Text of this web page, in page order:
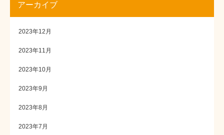
アーカイブ
2023年12月
2023年11月
2023年10月
2023年9月
2023年8月
2023年7月